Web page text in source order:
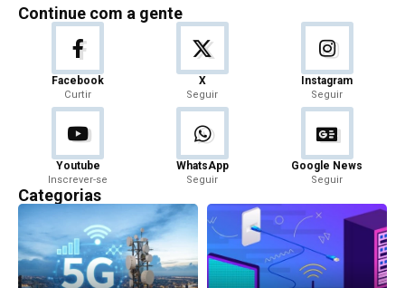
Continue com a gente
Facebook
Curtir
X
Seguir
Instagram
Seguir
Youtube
Inscrever-se
WhatsApp
Seguir
Google News
Seguir
Categorias